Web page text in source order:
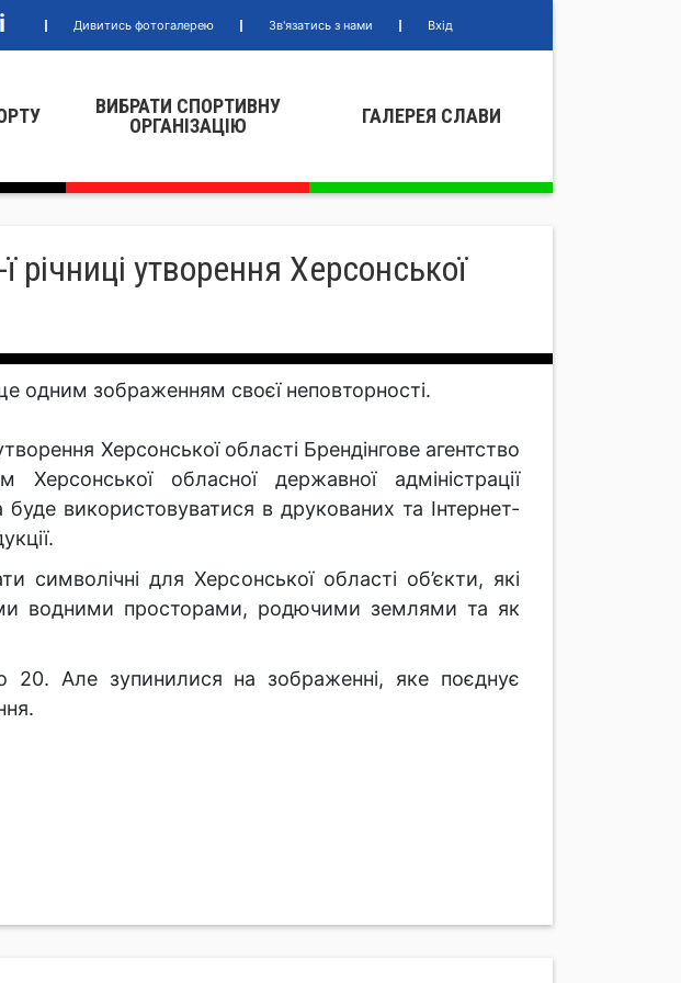
Дивитись фотогалерею Зв'язатись з нами Вхід
ВИБРАТИ СПОРТИВНУ
ОРГАНIЗАЦIЮ
ГАЛЕРЕЯ СЛАВИ
утворення Херсонської
одним зображенням своєї неповторності.
Херсонської області Брендінгове агентство
Херсонської обласної державної адміністрації
використовуватися в друкованих та Інтернет-
символічні для Херсонської області об’єкти, які
водними просторами, родючими землями та як
20. Але зупинилися на зображенні, яке поєднує